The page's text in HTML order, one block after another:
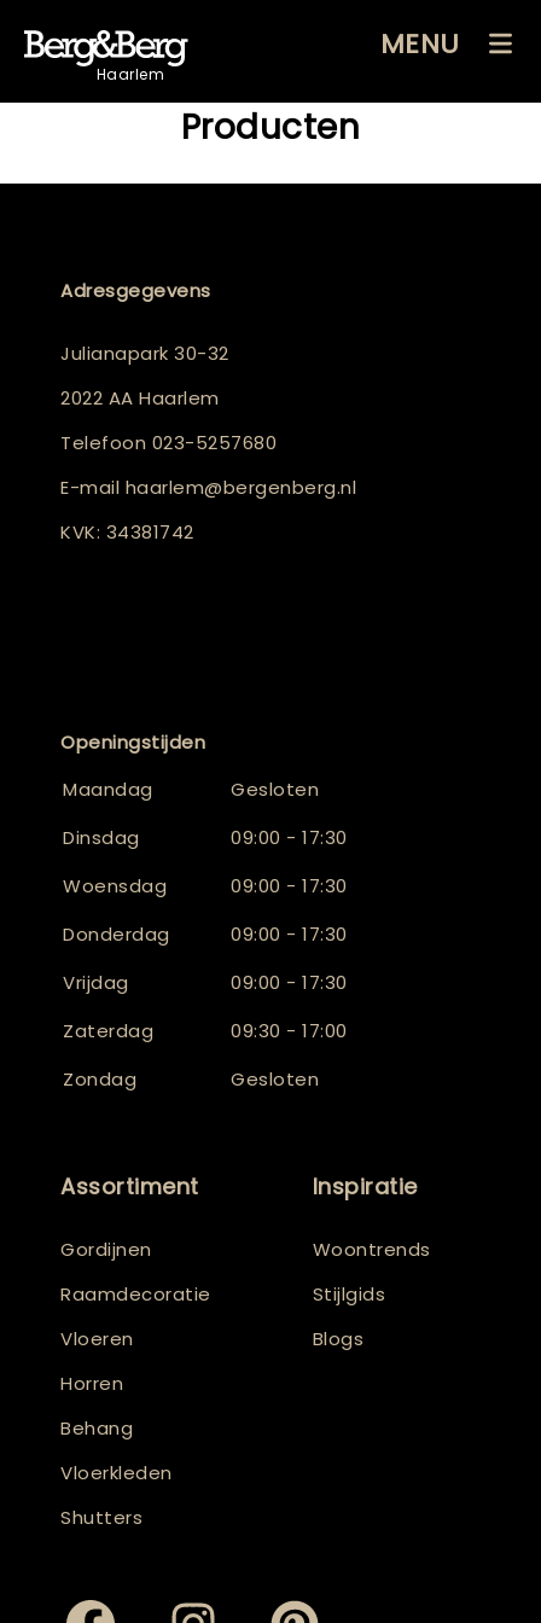
Haarlem
MENU
Producten
Adresgegevens
Julianapark 30-32
2022 AA Haarlem
Telefoon 023-5257680
E-mail haarlem@bergenberg.nl
KVK: 34381742
Openingstijden
Maandag
Gesloten
Dinsdag
09:00 - 17:30
Woensdag
09:00 - 17:30
Donderdag
09:00 - 17:30
Vrijdag
09:00 - 17:30
Zaterdag
09:30 - 17:00
Zondag
Gesloten
Assortiment
Gordijnen
Raamdecoratie
Vloeren
Horren
Behang
Vloerkleden
Shutters
Inspiratie
Woontrends
Stijlgids
Blogs